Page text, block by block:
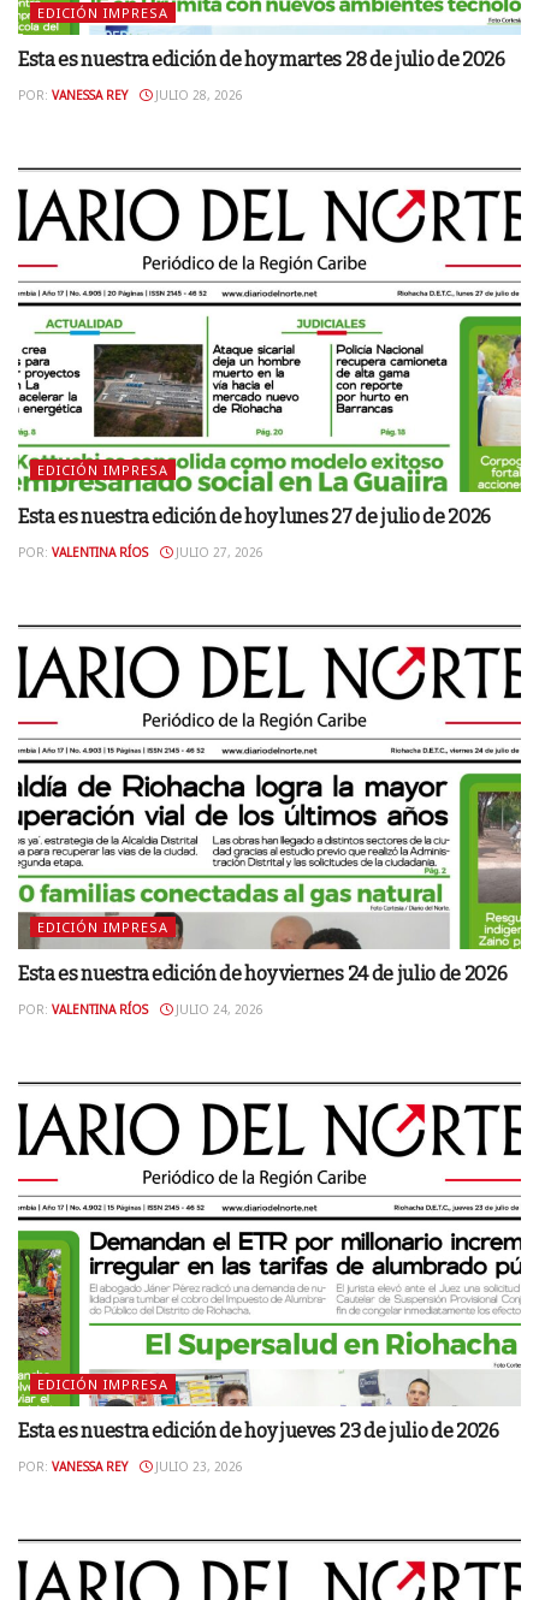
EDICIÓN IMPRESA
Esta es nuestra edición de hoy martes 28 de julio de 2026
POR: VANESSA REY JULIO 28, 2026
EDICIÓN IMPRESA
Esta es nuestra edición de hoy lunes 27 de julio de 2026
POR: VALENTINA RÍOS JULIO 27, 2026
EDICIÓN IMPRESA
Esta es nuestra edición de hoy viernes 24 de julio de 2026
POR: VALENTINA RÍOS JULIO 24, 2026
EDICIÓN IMPRESA
Esta es nuestra edición de hoy jueves 23 de julio de 2026
POR: VANESSA REY JULIO 23, 2026